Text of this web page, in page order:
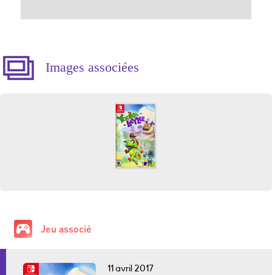
Images associées
Jeu associé
11 avril 2017